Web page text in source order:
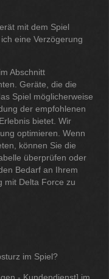
mit dem Spiel
eine Verzögerung
Abschnitt
Geräte, die die
Spiel möglicherweise
der empfohlenen
bietet. Wir
optimieren. Wenn
können Sie die
überprüfen oder
Bedarf an Ihrem
mit Delta Force zu
im Spiel?